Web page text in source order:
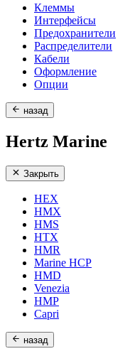
Клеммы
Интерфейсы
Предохранители
Распределители
Кабели
Оформление
Опции
назад
Hertz Marine
Закрыть
HEX
HMX
HMS
HTX
HMR
Marine HCP
HMD
Venezia
HMP
Capri
назад